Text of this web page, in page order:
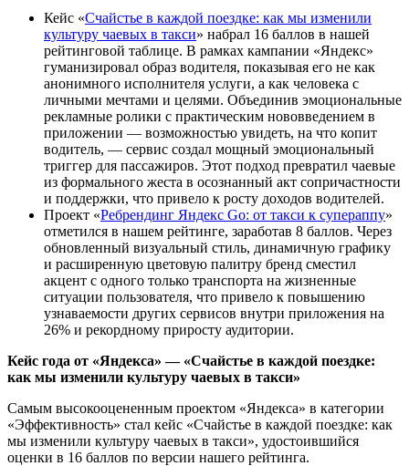
Кейс «Счайстье в каждой поездке: как мы изменили
культуру чаевых в такси» набрал 16 баллов в нашей
рейтинговой таблице. В рамках кампании «Яндекс»
гуманизировал образ водителя, показывая его не как
анонимного исполнителя услуги, а как человека с
личными мечтами и целями. Объединив эмоциональные
рекламные ролики с практическим нововведением в
приложении — возможностью увидеть, на что копит
водитель, — сервис создал мощный эмоциональный
триггер для пассажиров. Этот подход превратил чаевые
из формального жеста в осознанный акт сопричастности
и поддержки, что привело к росту доходов водителей.
Проект «Ребрендинг Яндекс Go: от такси к супераппу»
отметился в нашем рейтинге, заработав 8 баллов. Через
обновленный визуальный стиль, динамичную графику
и расширенную цветовую палитру бренд сместил
акцент с одного только транспорта на жизненные
ситуации пользователя, что привело к повышению
узнаваемости других сервисов внутри приложения на
26% и рекордному приросту аудитории.
Кейс года от «Яндекса» — «Счайстье в каждой поездке:
как мы изменили культуру чаевых в такси»
Самым высокооцененным проектом «Яндекса» в категории
«Эффективность» стал кейс «Счайстье в каждой поездке: как
мы изменили культуру чаевых в такси», удостоившийся
оценки в 16 баллов по версии нашего рейтинга.